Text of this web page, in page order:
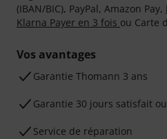
(IBAN/BIC), PayPal, Amazon Pay,
Klarna Payer en 3 fois ou Carte
Vos avantages
Ga­ran­tie Thomann 3 ans
Garantie 30 jours satisfait
Service de réparation